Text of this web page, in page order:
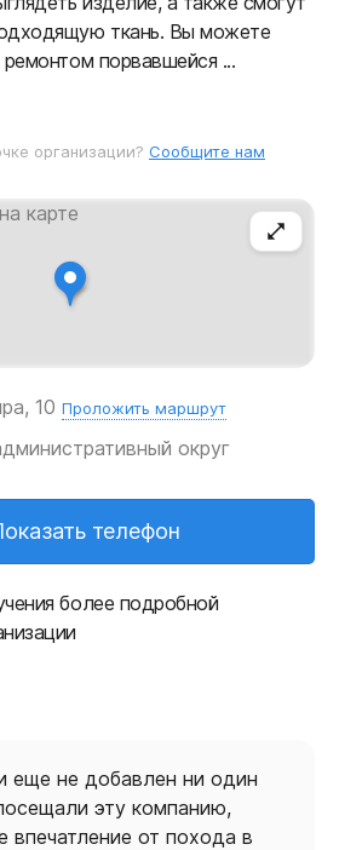
10 Проложить маршрут
округ
телефон
более подробной
ткань. Вы можете
порвавшейся ...
организации? Сообщите нам
еще не добавлен ни один
эту компанию,
впечатление от похода в